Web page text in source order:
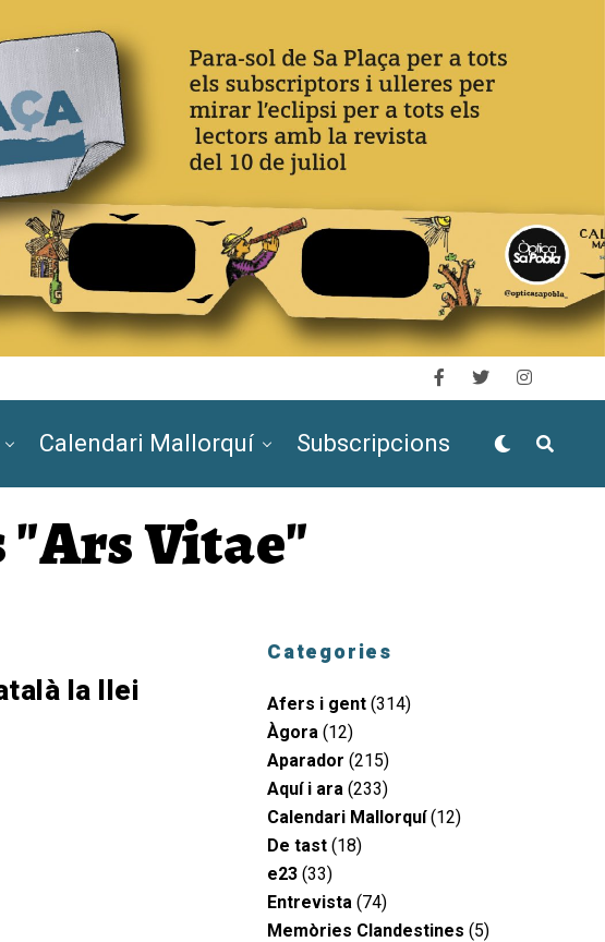
Calendari Mallorquí Subscripcions
Vitae"
la llei
Categories
Afers i gent (314)
Àgora (12)
Aparador (215)
Aquí i ara (233)
Calendari Mallorquí(12)
De tast (18)
e23 (33)
Entrevista (74)
Memòries Clandestines (5)